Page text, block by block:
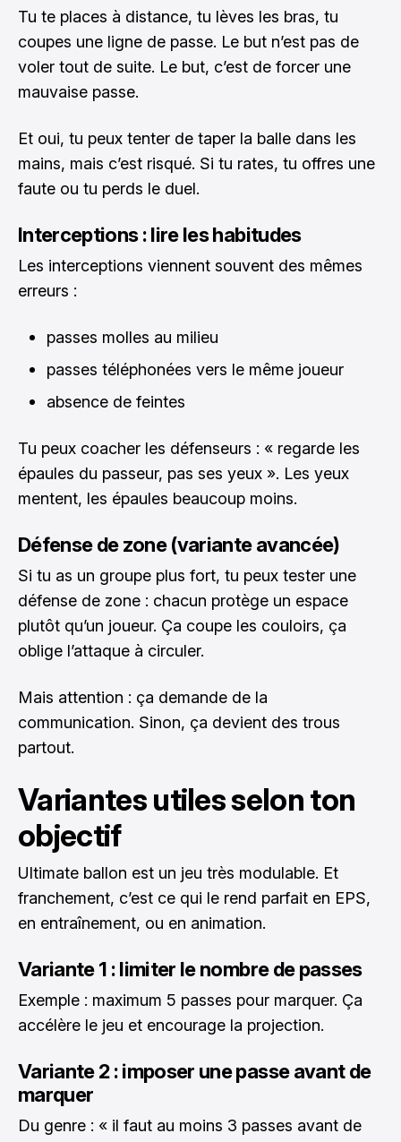
Tu te places à distance, tu lèves les bras, tu
coupes une ligne de passe. Le but n’est pas de
voler tout de suite. Le but, c’est de forcer une
mauvaise passe.
Et oui, tu peux tenter de taper la balle dans les
mains, mais c’est risqué. Si tu rates, tu offres une
faute ou tu perds le duel.
Interceptions : lire les habitudes
Les interceptions viennent souvent des mêmes
erreurs :
passes molles au milieu
passes téléphonées vers le même joueur
absence de feintes
Tu peux coacher les défenseurs : « regarde les
épaules du passeur, pas ses yeux ». Les yeux
mentent, les épaules beaucoup moins.
Défense de zone (variante avancée)
Si tu as un groupe plus fort, tu peux tester une
défense de zone : chacun protège un espace
plutôt qu’un joueur. Ça coupe les couloirs, ça
oblige l’attaque à circuler.
Mais attention : ça demande de la
communication. Sinon, ça devient des trous
partout.
Variantes utiles selon ton
objectif
Ultimate ballon est un jeu très modulable. Et
franchement, c’est ce qui le rend parfait en EPS,
en entraînement, ou en animation.
Variante 1 : limiter le nombre de passes
Exemple : maximum 5 passes pour marquer. Ça
accélère le jeu et encourage la projection.
Variante 2 : imposer une passe avant de
marquer
Du genre : « il faut au moins 3 passes avant de